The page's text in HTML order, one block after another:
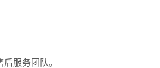
服务团队。